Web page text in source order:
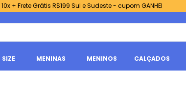
10x + Frete Grátis R$199 Sul e Sudeste - cupom GANHEI
SIZE MENINAS MENINOS CALÇADOS